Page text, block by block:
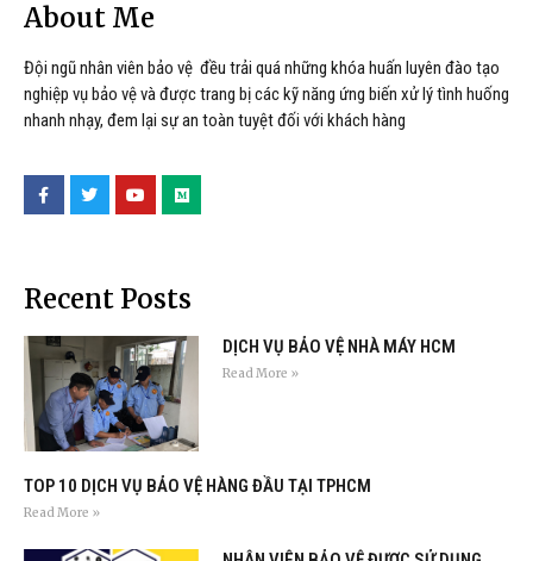
About Me
Đội ngũ nhân viên bảo vệ đều trải quá những khóa huấn luyên đào tạo
nghiệp vụ bảo vệ và được trang bị các kỹ năng ứng biến xử lý tình huống
nhanh nhạy, đem lại sự an toàn tuyệt đối với khách hàng
Recent Posts
DỊCH VỤ BẢO VỆ NHÀ MÁY HCM
Read More »
TOP 10 DỊCH VỤ BẢO VỆ HÀNG ĐẦU TẠI TPHCM
Read More »